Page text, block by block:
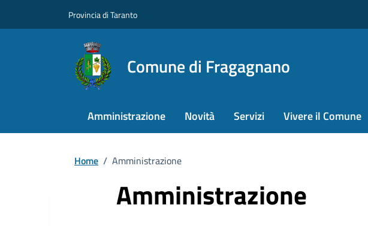
Provincia di Taranto
Comune di Fragagnano
Amministrazione Novità Servizi Vivere il Comune
Home / Amministrazione
Amministrazione